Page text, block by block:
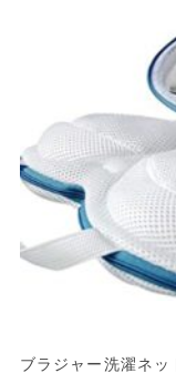
ブラジャー洗濯ネ